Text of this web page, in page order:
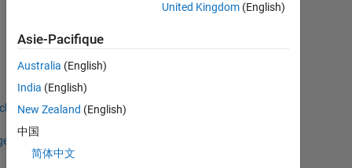
01 Feb 2019
United Kingdom(English)
Asie-Pacifique
Australia (English)
India (English)
New Zealand (English)
中国
简体中文